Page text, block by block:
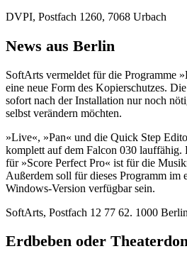
DVPI, Postfach 1260, 7068 Urbach
News aus Berlin
SoftArts vermeldet für die Programme
eine neue Form des Kopierschutzes.
sofort nach der Installation nur noch
selbst verändern möchten.
»Live«, »Pan« und die Quick Step
komplett auf dem Falcon 030 lauffähig.
für »Score Perfect Pro« ist für die
Außerdem soll für dieses Programm im
Windows-Version verfügbar sein.
SoftArts, Postfach 12 77 62. 1000
Erdbeben oder